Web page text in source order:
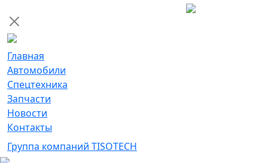
Главная
Автомобили
Спецтехника
Запчасти
Новости
Контакты
Группа компаний TISOTECH